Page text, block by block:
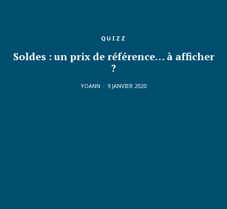
QUIZZ
Soldes : un prix de référence… à afficher
?
YOANN 9 JANVIER 2020